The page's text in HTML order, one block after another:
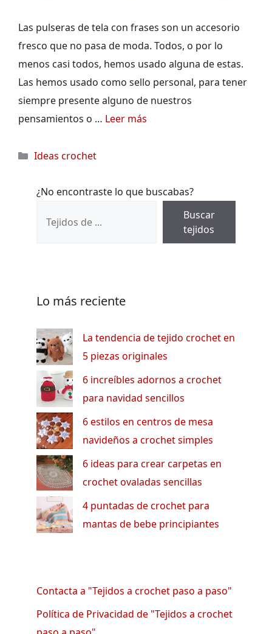
Las pulseras de tela con frases son un accesorio
fresco que no pasa de moda. Todos, o por lo
menos casi todos, hemos usado alguna de estas.
Las hemos usado como sello personal, para tener
siempre presente alguno de nuestros
pensamientos o … Leer más
Categorías
Ideas crochet
¿No encontraste lo que buscabas?
Buscar
tejidos
Lo más reciente
La tendencia de tejido crochet en
5 piezas originales
6 increíbles adornos a crochet
para navidad sencillos
6 estilos en centros de mesa
navideños a crochet simples
6 ideas para crear carpetas en
crochet ovaladas sencillas
4 puntadas de crochet para
mantas de bebe principiantes
Contacta a "Tejidos a crochet paso a paso"
Política de Privacidad de "Tejidos a crochet